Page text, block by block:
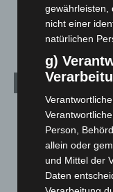
Veranstaltungen
Archiv
August 2026(16)
Juli 2026(73)
Juni 2026 (139)
Mai 2026(99)
gewährleisten,
nicht einer
natürlichen
g)
Person,
allein oder
und Mittel der
Daten